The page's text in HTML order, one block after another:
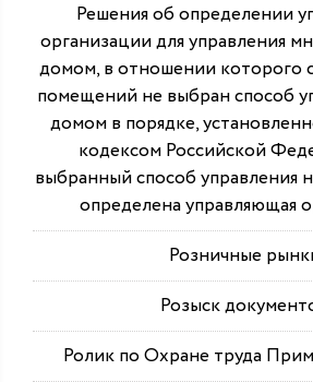
Решения об определении
организации для управления
домом, в отношении которого
помещений не выбран способ
домом в порядке,
кодексом Российской
выбранный способ управления
определена управляющая
Розничные
Розыск
Ролик по Охране труда